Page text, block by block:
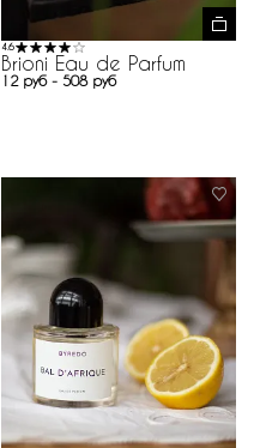
4.6
Brioni Eau de Parfum
12 руб - 508 руб